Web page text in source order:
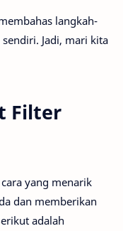
langkah-
Jadi, mari kita
Filter
yang menarik
dan memberikan
adalah